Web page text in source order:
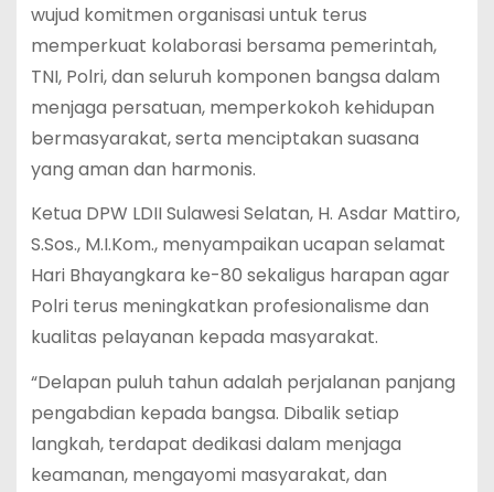
wujud komitmen organisasi untuk terus
memperkuat kolaborasi bersama pemerintah,
TNI, Polri, dan seluruh komponen bangsa dalam
menjaga persatuan, memperkokoh kehidupan
bermasyarakat, serta menciptakan suasana
yang aman dan harmonis.
Ketua DPW LDII Sulawesi Selatan, H. Asdar Mattiro,
S.Sos., M.I.Kom., menyampaikan ucapan selamat
Hari Bhayangkara ke-80 sekaligus harapan agar
Polri terus meningkatkan profesionalisme dan
kualitas pelayanan kepada masyarakat.
“Delapan puluh tahun adalah perjalanan panjang
pengabdian kepada bangsa. Dibalik setiap
langkah, terdapat dedikasi dalam menjaga
keamanan, mengayomi masyarakat, dan